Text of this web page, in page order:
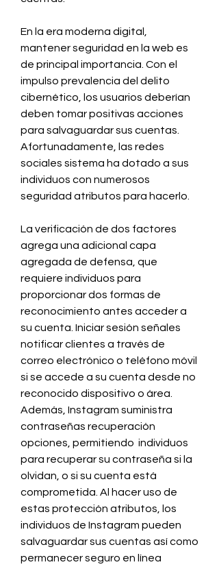
En la era moderna digital,
mantener seguridad en la web es
de principal importancia. Con el
impulso prevalencia del delito
cibernético, los usuarios deberían
deben tomar positivas acciones
para salvaguardar sus cuentas.
Afortunadamente, las redes
sociales sistema ha dotado a sus
individuos con numerosos
seguridad atributos para hacerlo.
La verificación de dos factores
agrega una adicional capa
agregada de defensa, que
requiere individuos para
proporcionar dos formas de
reconocimiento antes acceder a
su cuenta. Iniciar sesión señales
notificar clientes a través de
correo electrónico o teléfono móvil
si se accede a su cuenta desde no
reconocido dispositivo o área.
Además, Instagram suministra
contraseñas recuperación
opciones, permitiendo  individuos
para recuperar su contraseña si la
olvidan, o si su cuenta está
comprometida. Al hacer uso de
estas protección atributos, los
individuos de Instagram pueden
salvaguardar sus cuentas así como
permanecer seguro en línea